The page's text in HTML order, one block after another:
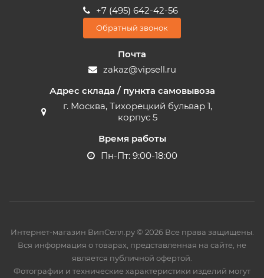
+7 (495) 642-42-56
Обратный звонок
Почта
zakaz@vipsell.ru
Адрес склада / пункта самовывоза
г. Москва, Тихорецкий бульвар 1,
корпус 5
Время работы
Пн-Пт: 9:00-18:00
Интернет-магазин ВипСелл.ру © 2026 Все права защищены.
Вся информация о товарах, представленная на сайте, не
является публичной офертой.
Фотографии и технические характеристики изделий могут